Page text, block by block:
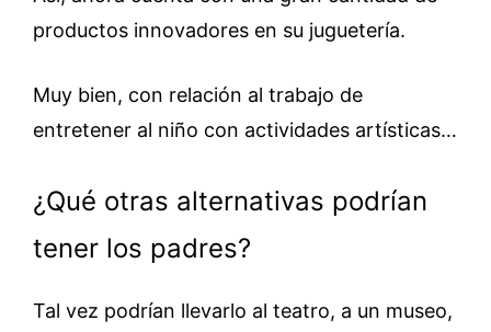
productos innovadores en su juguetería.
Muy bien, con relación al trabajo de
entretener al niño con actividades artísticas…
¿Qué otras alternativas podrían
tener los padres?
Tal vez podrían llevarlo al teatro, a un museo,